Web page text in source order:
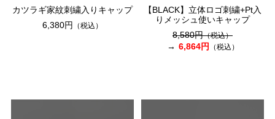
カツラギ家紋刺繍入りキャップ
6,380円
（税込）
【BLACK】立体ロゴ刺繍+Pt入
りメッシュ使いキャップ
8,580円（税込）
6,864円 （税込）